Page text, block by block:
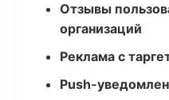
Отзывы
организаций
Реклама с
Push-